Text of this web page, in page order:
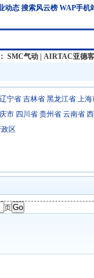
动态 搜索风云榜 WAP手机
SMC气动
AIRTAC亚德客
辽宁省 吉林省 黑龙江省 上海
市 四川省 贵州省 云南省
区
页